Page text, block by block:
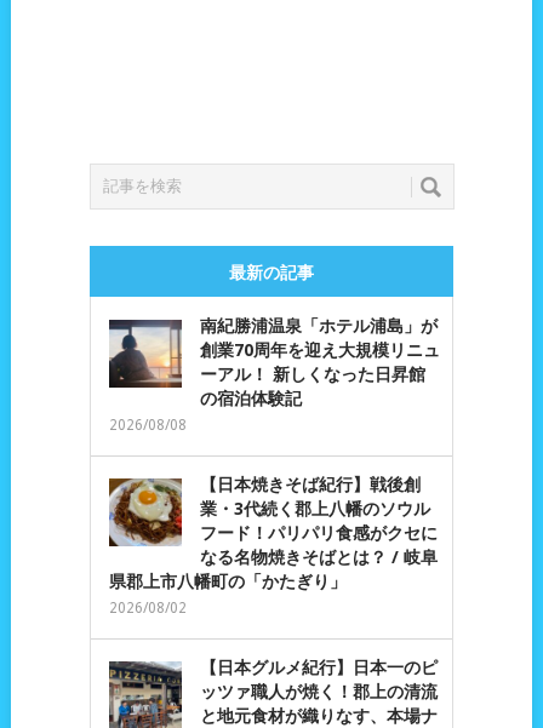
最新の記事
南紀勝浦温泉「ホテル浦島」が
創業70周年を迎え大規模リニュ
ーアル！ 新しくなった日昇館
の宿泊体験記
2026/08/08
【日本焼きそば紀行】戦後創
業・3代続く郡上八幡のソウル
フード！パリパリ食感がクセに
なる名物焼きそばとは？ / 岐阜
県郡上市八幡町の「かたぎり」
2026/08/02
【日本グルメ紀行】日本一のピ
ッツァ職人が焼く！郡上の清流
と地元食材が織りなす、本場ナ